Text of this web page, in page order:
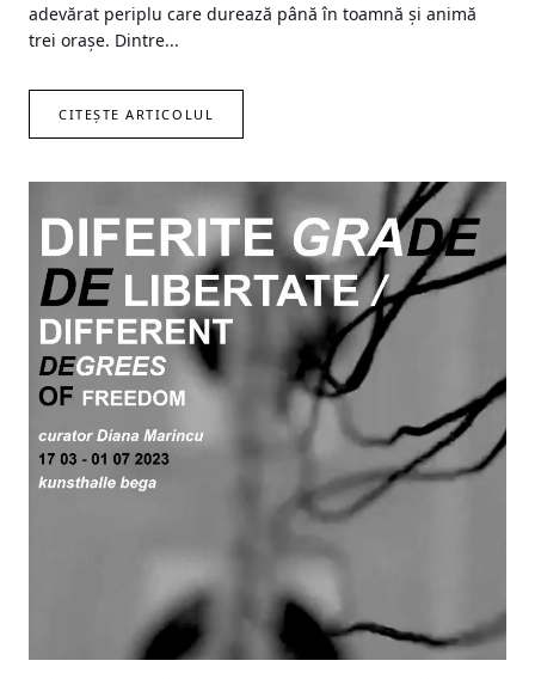
adevărat periplu care durează până în toamnă și animă
trei orașe. Dintre...
CITEȘTE ARTICOLUL